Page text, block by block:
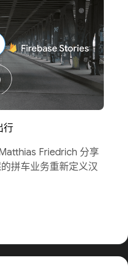
行
Friedrich 分享
拼车业务重新定义汉